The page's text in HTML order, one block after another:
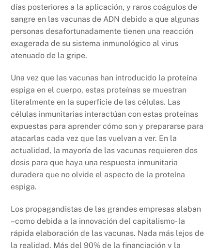
días posteriores a la aplicación, y raros coágulos de
sangre en las vacunas de ADN debido a que algunas
personas desafortunadamente tienen una reacción
exagerada de su sistema inmunológico al virus
atenuado de la gripe.
Una vez que las vacunas han introducido la proteína
espiga en el cuerpo, estas proteínas se muestran
literalmente en la superficie de las células. Las
células inmunitarias interactúan con estas proteínas
expuestas para aprender cómo son y prepararse para
atacarlas cada vez que las vuelvan a ver. En la
actualidad, la mayoría de las vacunas requieren dos
dosis para que haya una respuesta inmunitaria
duradera que no olvide el aspecto de la proteína
espiga.
Los propagandistas de las grandes empresas alaban
–como debida a la innovación del capitalismo- la
rápida elaboración de las vacunas. Nada más lejos de
la realidad. Más del 90% de la financiación y la